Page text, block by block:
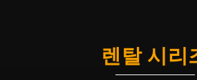
렌탈 시리